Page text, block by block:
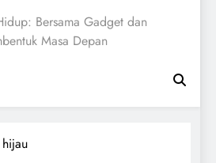
Bersama Gadget dan
Masa Depan